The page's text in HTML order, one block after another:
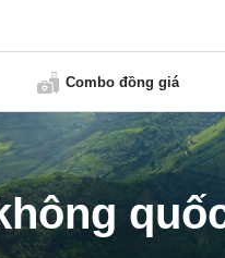
Combo đồng giá